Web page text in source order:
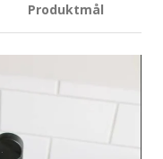
Produktmål
der åbner en
25x16x27 cm